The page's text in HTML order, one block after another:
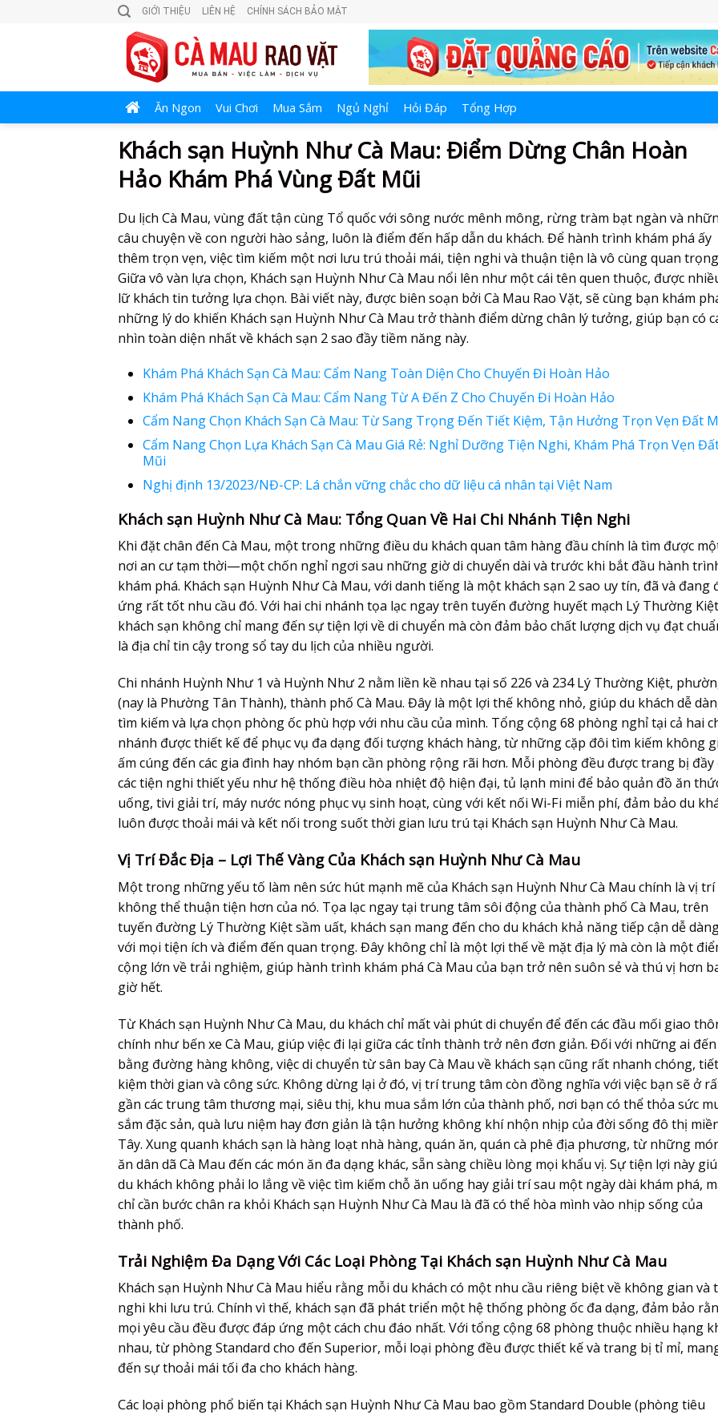
GIỚI THIỆU LIÊN HỆ CHÍNH SÁCH BẢO MẬT
Ăn Ngon Vui Chơi Mua Sắm Ngủ Nghỉ Hỏi Đáp Tổng Hợp
Khách sạn Huỳnh Như Cà Mau: Điểm Dừng Chân Hoàn
Hảo Khám Phá Vùng Đất Mũi
Du lịch Cà Mau, vùng đất tận cùng Tổ quốc với sông nước mênh mông, rừng tràm bạt ngàn và
câu chuyện về con người hào sảng, luôn là điểm đến hấp dẫn du khách. Để hành trình khám phá ấy
thêm trọn vẹn, việc tìm kiếm một nơi lưu trú thoải mái, tiện nghi và thuận tiện là vô cùng quan
Giữa vô vàn lựa chọn, Khách sạn Huỳnh Như Cà Mau nổi lên như một cái tên quen thuộc, được
lữ khách tin tưởng lựa chọn. Bài viết này, được biên soạn bởi Cà Mau Rao Vặt, sẽ cùng bạn khám
những lý do khiến Khách sạn Huỳnh Như Cà Mau trở thành điểm dừng chân lý tưởng, giúp bạn có
nhìn toàn diện nhất về khách sạn 2 sao đầy tiềm năng này.
Khám Phá Khách Sạn Cà Mau: Cẩm Nang Toàn Diện Cho Chuyến Đi Hoàn Hảo
Khám Phá Khách Sạn Cà Mau: Cẩm Nang Từ A Đến Z Cho Chuyến Đi Hoàn Hảo
Cẩm Nang Chọn Khách Sạn Cà Mau: Từ Sang Trọng Đến Tiết Kiệm, Tận Hưởng Trọn Vẹn Đất
Cẩm Nang Chọn Lựa Khách Sạn Cà Mau Giá Rẻ: Nghỉ Dưỡng Tiện Nghi, Khám Phá Trọn Vẹn
Mũi
Nghị định 13/2023/NĐ-CP: Lá chắn vững chắc cho dữ liệu cá nhân tại Việt Nam
Khách sạn Huỳnh Như Cà Mau: Tổng Quan Về Hai Chi Nhánh Tiện Nghi
Khi đặt chân đến Cà Mau, một trong những điều du khách quan tâm hàng đầu chính là tìm được
nơi an cư tạm thời—một chốn nghỉ ngơi sau những giờ di chuyển dài và trước khi bắt đầu hành
khám phá. Khách sạn Huỳnh Như Cà Mau, với danh tiếng là một khách sạn 2 sao uy tín, đã và đang
ứng rất tốt nhu cầu đó. Với hai chi nhánh tọa lạc ngay trên tuyến đường huyết mạch Lý Thường
khách sạn không chỉ mang đến sự tiện lợi về di chuyển mà còn đảm bảo chất lượng dịch vụ đạt
là địa chỉ tin cậy trong sổ tay du lịch của nhiều người.
Chi nhánh Huỳnh Như 1 và Huỳnh Như 2 nằm liền kề nhau tại số 226 và 234 Lý Thường Kiệt,
(nay là Phường Tân Thành), thành phố Cà Mau. Đây là một lợi thế không nhỏ, giúp du khách dễ
tìm kiếm và lựa chọn phòng ốc phù hợp với nhu cầu của mình. Tổng cộng 68 phòng nghỉ tại cả hai
nhánh được thiết kế để phục vụ đa dạng đối tượng khách hàng, từ những cặp đôi tìm kiếm không
ấm cúng đến các gia đình hay nhóm bạn cần phòng rộng rãi hơn. Mỗi phòng đều được trang bị đầy
các tiện nghi thiết yếu như hệ thống điều hòa nhiệt độ hiện đại, tủ lạnh mini để bảo quản đồ ăn
uống, tivi giải trí, máy nước nóng phục vụ sinh hoạt, cùng với kết nối Wi-Fi miễn phí, đảm bảo du
luôn được thoải mái và kết nối trong suốt thời gian lưu trú tại Khách sạn Huỳnh Như Cà Mau.
Vị Trí Đắc Địa – Lợi Thế Vàng Của Khách sạn Huỳnh Như Cà Mau
Một trong những yếu tố làm nên sức hút mạnh mẽ của Khách sạn Huỳnh Như Cà Mau chính là vị trí
không thể thuận tiện hơn của nó. Tọa lạc ngay tại trung tâm sôi động của thành phố Cà Mau, trên
tuyến đường Lý Thường Kiệt sầm uất, khách sạn mang đến cho du khách khả năng tiếp cận dễ
với mọi tiện ích và điểm đến quan trọng. Đây không chỉ là một lợi thế về mặt địa lý mà còn là một
cộng lớn về trải nghiệm, giúp hành trình khám phá Cà Mau của bạn trở nên suôn sẻ và thú vị hơn
giờ hết.
TừKhách sạn Huỳnh Như Cà Mau, du khách chỉ mất vài phút di chuyển để đến các đầu mối giao
chính như bến xe Cà Mau, giúp việc đi lại giữa các tỉnh thành trở nên đơn giản. Đối với những ai đến
bằng đường hàng không, việc di chuyển từ sân bay Cà Mau về khách sạn cũng rất nhanh chóng, tiết
kiệm thời gian và công sức. Không dừng lại ở đó, vị trí trung tâm còn đồng nghĩa với việc bạn sẽ ở
gần các trung tâm thương mại, siêu thị, khu mua sắm lớn của thành phố, nơi bạn có thể thỏa sức
sắm đặc sản, quà lưu niệm hay đơn giản là tận hưởng không khí nhộn nhịp của đời sống đô thị
Tây. Xung quanh khách sạn là hàng loạt nhà hàng, quán ăn, quán cà phê địa phương, từ những
ăn dân dã Cà Mau đến các món ăn đa dạng khác, sẵn sàng chiều lòng mọi khẩu vị. Sự tiện lợi này
du khách không phải lo lắng về việc tìm kiếm chỗ ăn uống hay giải trí sau một ngày dài khám phá,
chỉ cần bước chân ra khỏi Khách sạn Huỳnh Như Cà Mau là đã có thể hòa mình vào nhịp sống của
thành phố.
Trải Nghiệm Đa Dạng Với Các Loại Phòng Tại Khách sạn Huỳnh Như Cà Mau
Khách sạn Huỳnh Như Cà Mau hiểu rằng mỗi du khách có một nhu cầu riêng biệt về không gian và
nghi khi lưu trú. Chính vì thế, khách sạn đã phát triển một hệ thống phòng ốc đa dạng, đảm bảo
mọi yêu cầu đều được đáp ứng một cách chu đáo nhất. Với tổng cộng 68 phòng thuộc nhiều hạng
nhau, từ phòng Standard cho đến Superior, mỗi loại phòng đều được thiết kế và trang bị tỉ mỉ,
đến sự thoải mái tối đa cho khách hàng.
Các loại phòng phổ biến tại Khách sạn Huỳnh Như Cà Mau bao gồm Standard Double (phòng tiêu